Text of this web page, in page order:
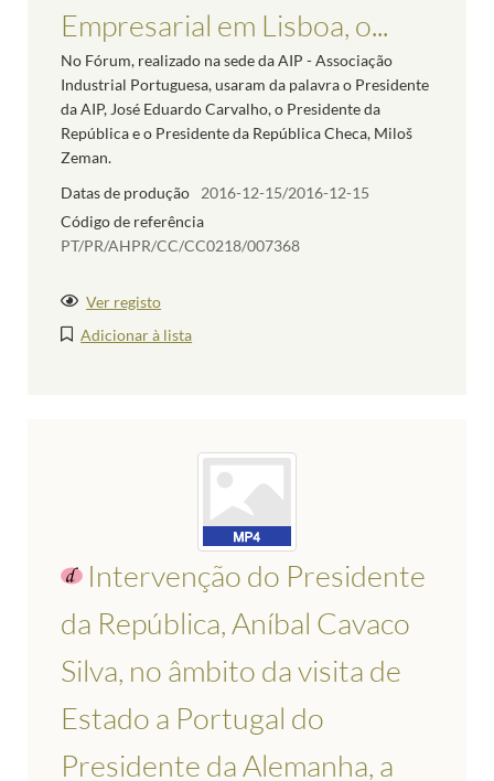
Empresarial em Lisboa, o...
No Fórum, realizado na sede da AIP - Associação
Industrial Portuguesa, usaram da palavra o Presidente
da AIP, José Eduardo Carvalho, o Presidente da
República e o Presidente da República Checa, Miloš
Zeman.
Datas de produção
2016-12-15/2016-12-15
Código de referência
PT/PR/AHPR/CC/CC0218/007368
Ver registo
Adicionar à lista
Intervenção do Presidente
da República, Aníbal Cavaco
Silva, no âmbito da visita de
Estado a Portugal do
Presidente da Alemanha, a